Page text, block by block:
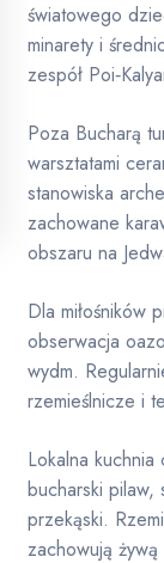
światowego
minarety i
zespół
Poza Bucharą
warsztatami
stanowiska
zachowane
obszaru na
Dla miłośników
obserwacja
wydm.
rzemieślnicze i
Lokalna kuchnia
bucharski pilaw,
przekąski.
zachowują